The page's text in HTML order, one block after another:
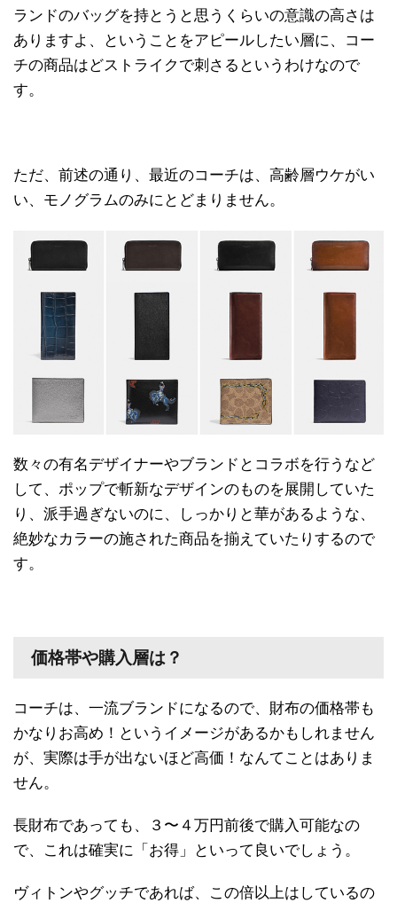
ランドのバッグを持とうと思うくらいの意識の高さは
ありますよ、ということをアピールしたい層に、コー
チの商品はどストライクで刺さるというわけなので
す。
ただ、前述の通り、最近のコーチは、高齢層ウケがい
い、モノグラムのみにとどまりません。
数々の有名デザイナーやブランドとコラボを行うなど
して、ポップで斬新なデザインのものを展開していた
り、派手過ぎないのに、しっかりと華があるような、
絶妙なカラーの施された商品を揃えていたりするので
す。
価格帯や購入層は？
コーチは、一流ブランドになるので、財布の価格帯も
かなりお高め！というイメージがあるかもしれません
が、実際は手が出ないほど高価！なんてことはありま
せん。
長財布であっても、３〜４万円前後で購入可能なの
で、これは確実に「お得」といって良いでしょう。
ヴィトンやグッチであれば、この倍以上はしているの